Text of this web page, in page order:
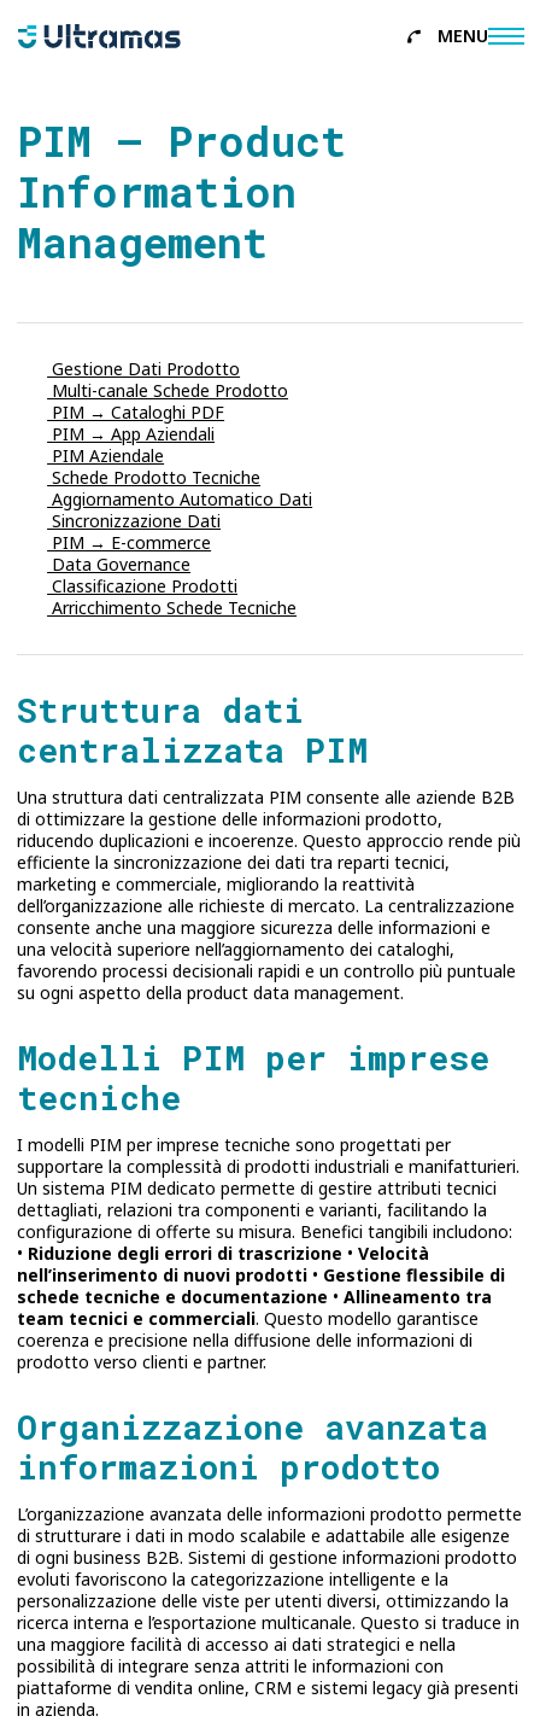
MENU
Servizi
Referenze
News
Contatti
PIM – Product
Information
Management
Gestione Dati Prodotto
Multi-canale Schede Prodotto
PIM → Cataloghi PDF
PIM → App Aziendali
PIM Aziendale
Schede Prodotto Tecniche
Aggiornamento Automatico Dati
Sincronizzazione Dati
PIM → E-commerce
Data Governance
Classificazione Prodotti
Arricchimento Schede Tecniche
Struttura dati
centralizzata PIM
Una struttura dati centralizzata PIM consente alle aziende B2B
di ottimizzare la gestione delle informazioni prodotto,
riducendo duplicazioni e incoerenze. Questo approccio rende più
efficiente la sincronizzazione dei dati tra reparti tecnici,
marketing e commerciale, migliorando la reattività
dell’organizzazione alle richieste di mercato. La centralizzazione
consente anche una maggiore sicurezza delle informazioni e
una velocità superiore nell’aggiornamento dei cataloghi,
favorendo processi decisionali rapidi e un controllo più puntuale
su ogni aspetto della product data management.
Modelli PIM per imprese
tecniche
I modelli PIM per imprese tecniche sono progettati per
supportare la complessità di prodotti industriali e manifatturieri.
Un sistema PIM dedicato permette di gestire attributi tecnici
dettagliati, relazioni tra componenti e varianti, facilitando la
configurazione di offerte su misura. Benefici tangibili includono:
• Riduzione degli errori di trascrizione •Velocità
nell’inserimento di nuovi prodotti • Gestione flessibile di
schede tecniche e documentazione •Allineamento tra
team tecnici e commerciali. Questo modello garantisce
coerenza e precisione nella diffusione delle informazioni di
prodotto verso clienti e partner.
Organizzazione avanzata
informazioni prodotto
L’organizzazione avanzata delle informazioni prodotto permette
di strutturare i dati in modo scalabile e adattabile alle esigenze
di ogni business B2B. Sistemi di gestione informazioni prodotto
evoluti favoriscono la categorizzazione intelligente e la
personalizzazione delle viste per utenti diversi, ottimizzando la
ricerca interna e l’esportazione multicanale. Questo si traduce in
una maggiore facilità di accesso ai dati strategici e nella
possibilità di integrare senza attriti le informazioni con
piattaforme di vendita online, CRM e sistemi legacy già presenti
in azienda.